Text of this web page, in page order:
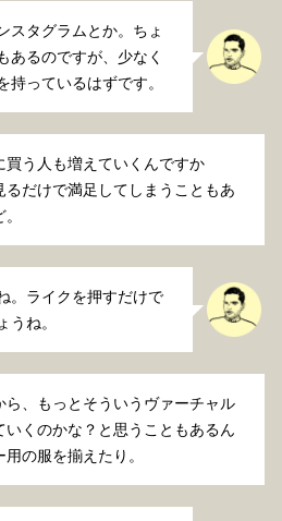
スタグラムとか。ちょ
あるのですが、少なく
持っているはずです。
買う人も増えていくんですか
だけで満足してしまうこともあ
。ライクを押すだけで
うね。
ら、もっとそういうヴァーチャル
いくのかな？と思うこともあるん
の服を揃えたり。